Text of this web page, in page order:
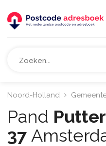
Noord-Holland
Pand
37